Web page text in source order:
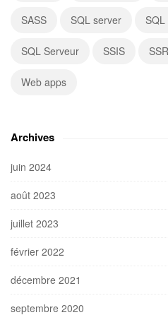
SASS SQL server
SQL Serveur SSIS
Web apps
Archives
juin 2024
août 2023
juillet 2023
février 2022
décembre 2021
septembre 2020